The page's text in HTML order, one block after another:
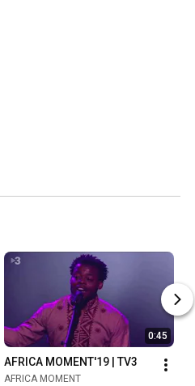
0:45
AFRICA MOMENT'19 | TV3
AFRICA MOMENT